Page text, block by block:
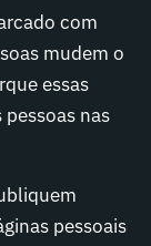
com
mudem o
essas
nas
pessoais